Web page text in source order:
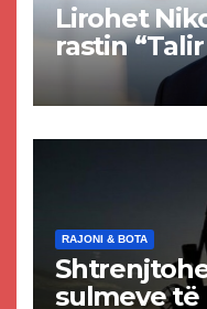
Lirohet
rastin
akuzat për
paligjshëm
RAJONI & BOTA
sulmeve të